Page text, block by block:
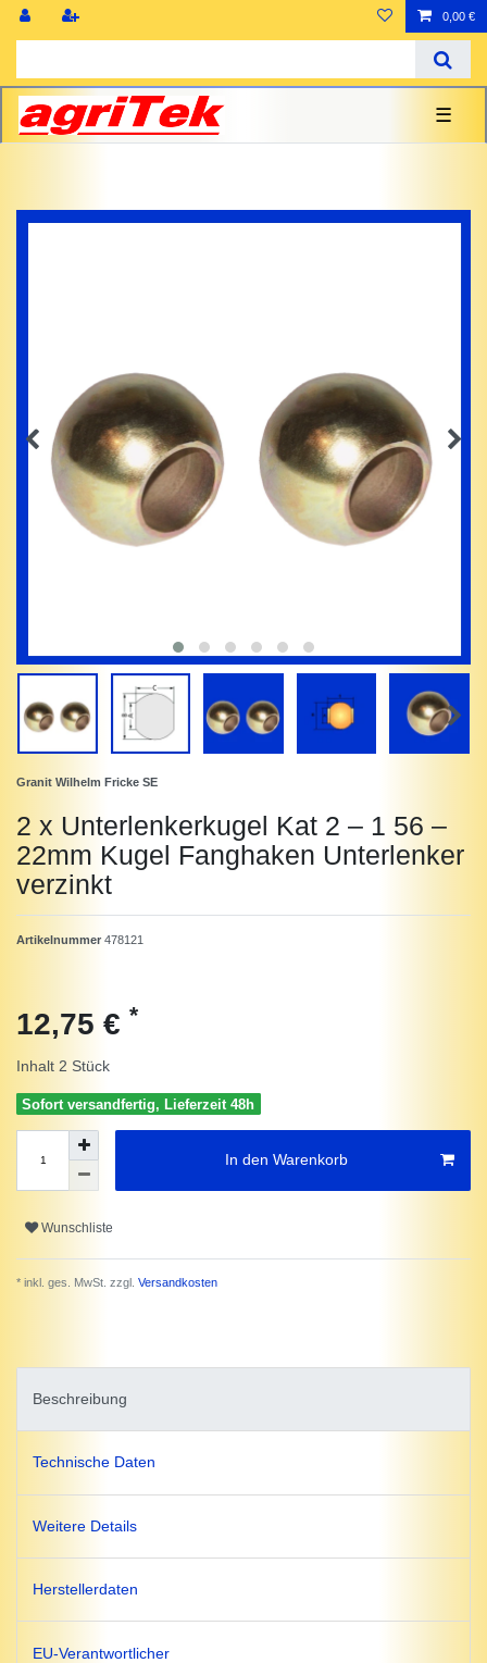
0,00 €
☰
Granit Wilhelm Fricke SE
2 x Unterlenkerkugel Kat 2 – 1 56 –
22mm Kugel Fanghaken Unterlenker
verzinkt
Artikelnummer 478121
12,75 € *
Inhalt 2 Stück
Sofort versandfertig, Lieferzeit 48h
In den Warenkorb
Wunschliste
* inkl. ges. MwSt. zzgl. Versandkosten
Beschreibung
Technische Daten
Weitere Details
Herstellerdaten
EU-Verantwortlicher